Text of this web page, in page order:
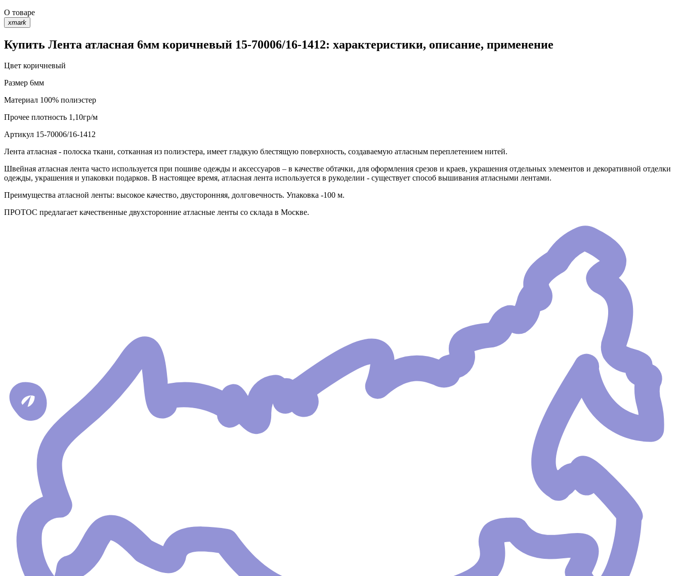
О товаре
xmark
Купить Лента атласная 6мм коричневый 15-70006/16-1412: характеристики, описание, применение
Цвет коричневый
Размер 6мм
Материал 100% полиэстер
Прочее плотность 1,10гр/м
Артикул 15-70006/16-1412
Лента атласная - полоска ткани, сотканная из полиэстера, имеет гладкую блестящую поверхность, создаваемую атласным переплетением нитей.
Швейная атласная лента часто используется при пошиве одежды и аксессуаров – в качестве обтачки, для оформления срезов и краев, украшения отдельных элементов и декоративной отделки
одежды, украшения и упаковки подарков. В настоящее время, атласная лента используется в рукоделии - существует способ вышивания атласными лентами.
Преимущества атласной ленты: высокое качество, двусторонняя, долговечность. Упаковка -100 м.
ПРОТОС предлагает качественные двухсторонние атласные ленты со склада в Москве.